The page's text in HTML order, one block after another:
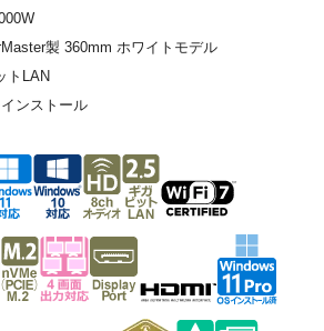
製 360mm ホワイトモデル
トLAN
ンストール